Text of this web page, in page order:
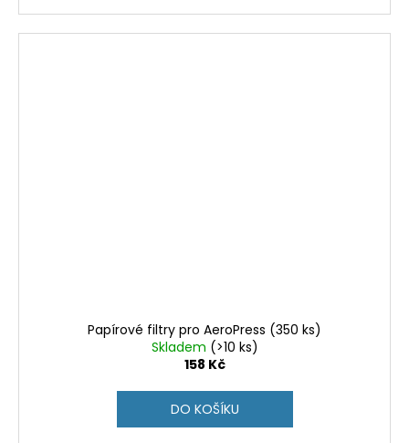
Papírové filtry pro AeroPress (350 ks)
Skladem (>10 ks)
158 Kč
DO KOŠÍKU